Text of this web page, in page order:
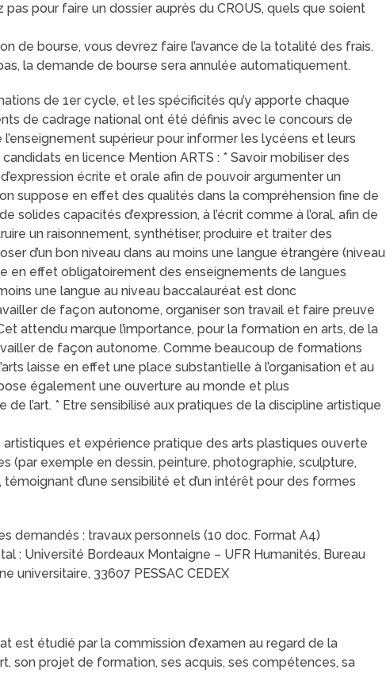
pas pour faire un dossier auprès du CROUS, quels que soient
de bourse, vous devrez faire l’avance de la totalité des frais.
la demande de bourse sera annulée automatiquement.
de 1er cycle, et les spécificités qu’y apporte chaque
de cadrage national ont été définis avec le concours de
l’enseignement supérieur pour informer les lycéens et leurs
en licence Mention ARTS : * Savoir mobiliser des
écrite et orale afin de pouvoir argumenter un
suppose en effet des qualités dans la compréhension fine de
solides capacités d’expression, à l’écrit comme à l’oral, afin de
un raisonnement, synthétiser, produire et traiter des
d’un bon niveau dans au moins une langue étrangère (niveau
en effet obligatoirement des enseignements de langues
une langue au niveau baccalauréat est donc
de façon autonome, organiser son travail et faire preuve
attendu marque l’importance, pour la formation en arts, de la
de façon autonome. Comme beaucoup de formations
laisse en effet une place substantielle à l’organisation et au
également une ouverture au monde et plus
l’art. * Etre sensibilisé aux pratiques de la discipline artistique
et expérience pratique des arts plastiques ouverte
(par exemple en dessin, peinture, photographie, sculpture,
d’une sensibilité et d’un intérêt pour des formes
demandés : travaux personnels (10 doc. Format A4)
: Université Bordeaux Montaigne – UFR Humanités, Bureau
universitaire, 33607 PESSAC CEDEX
est étudié par la commission d’examen au regard de la
son projet de formation, ses acquis, ses compétences, sa